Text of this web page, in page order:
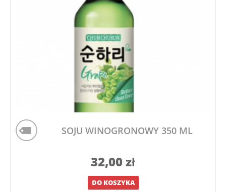
SOJU WINOGRONOWY 350 ML
32,00zł
DO KOSZYKA